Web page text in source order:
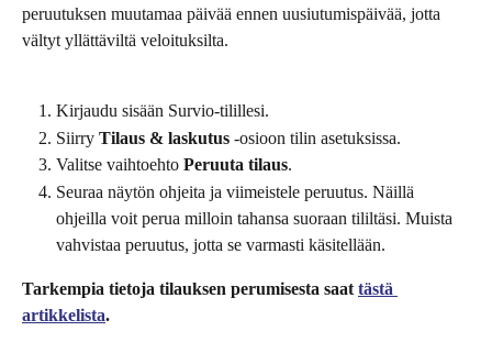
peruutuksen muutamaa päivää ennen uusiutumispäivää, jotta
vältyt yllättäviltä veloituksilta.
Kirjaudu sisään Survio-tilillesi.
Siirry Tilaus & laskutus -osioon tilin asetuksissa.
Valitse vaihtoehto Peruuta tilaus.
Seuraa näytön ohjeita ja viimeistele peruutus. Näillä
ohjeilla voit perua milloin tahansa suoraan tililtäsi. Muista
vahvistaa peruutus, jotta se varmasti käsitellään.
Tarkempia tietoja tilauksen perumisesta saat tästä
artikkelista.